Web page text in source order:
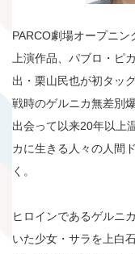
PARCO劇場オープニ
上演作品、パブロ・ピ
出・栗山民也が初タッ
戦時のゲルニカ無差別
出会って以来20年以上
カに生きる人々の人間
く。
ヒロインであるゲルニ
いた少女・サラを上白